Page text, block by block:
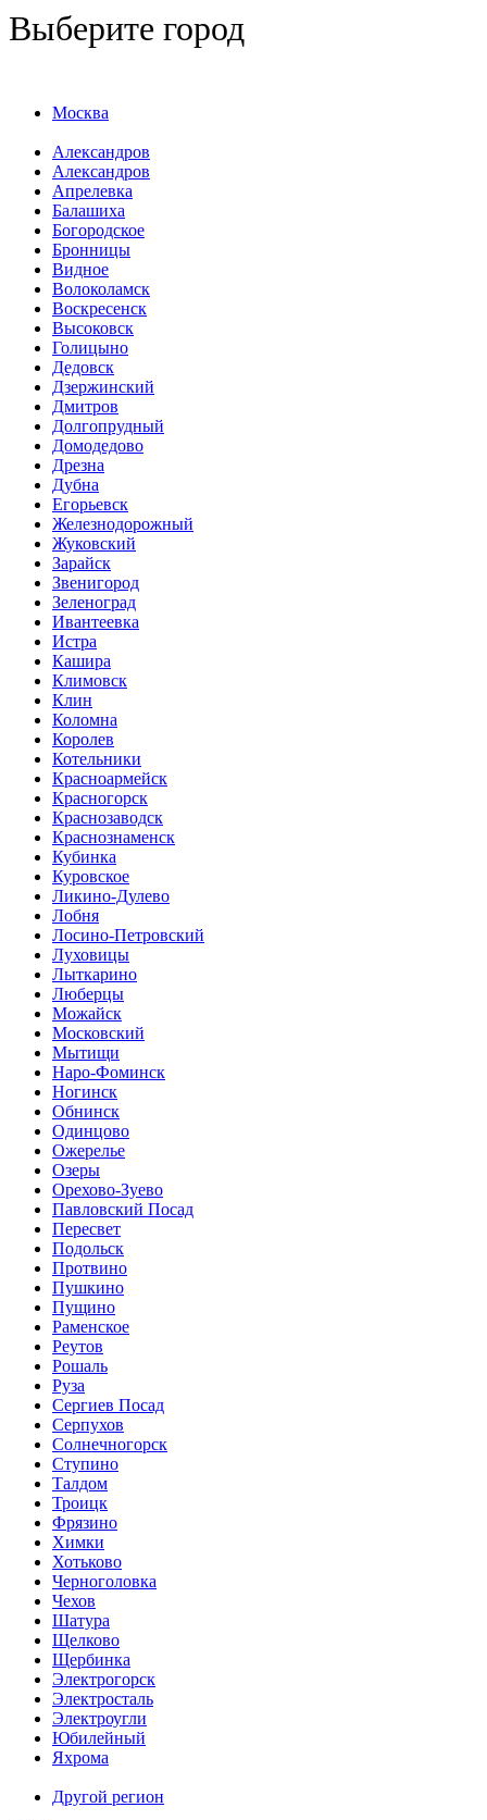
Выберите город
Москва
Александров
Александров
Апрелевка
Балашиха
Богородское
Бронницы
Видное
Волоколамск
Воскресенск
Высоковск
Голицыно
Дедовск
Дзержинский
Дмитров
Долгопрудный
Домодедово
Дрезна
Дубна
Егорьевск
Железнодорожный
Жуковский
Зарайск
Звенигород
Зеленоград
Ивантеевка
Истра
Кашира
Климовск
Клин
Коломна
Королев
Котельники
Красноармейск
Красногорск
Краснозаводск
Краснознаменск
Кубинка
Куровское
Ликино-Дулево
Лобня
Лосино-Петровский
Луховицы
Лыткарино
Люберцы
Можайск
Московский
Мытищи
Наро-Фоминск
Ногинск
Обнинск
Одинцово
Ожерелье
Озеры
Орехово-Зуево
Павловский Посад
Пересвет
Подольск
Протвино
Пушкино
Пущино
Раменское
Реутов
Рошаль
Руза
Сергиев Посад
Серпухов
Солнечногорск
Ступино
Талдом
Троицк
Фрязино
Химки
Хотьково
Черноголовка
Чехов
Шатура
Щелково
Щербинка
Электрогорск
Электросталь
Электроугли
Юбилейный
Яхрома
Другой регион